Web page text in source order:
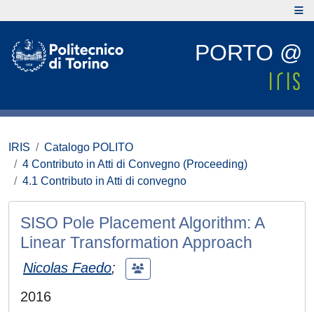
PORTO @
IRIS
Catalogo POLITO
4 Contributo in Atti di Convegno (Proceeding)
4.1 Contributo in Atti di convegno
SISO Pole Placement Algorithm: A
Linear Transformation Approach
Nicolas Faedo;
2016